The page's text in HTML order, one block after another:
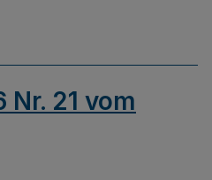
Nr. 21 vom